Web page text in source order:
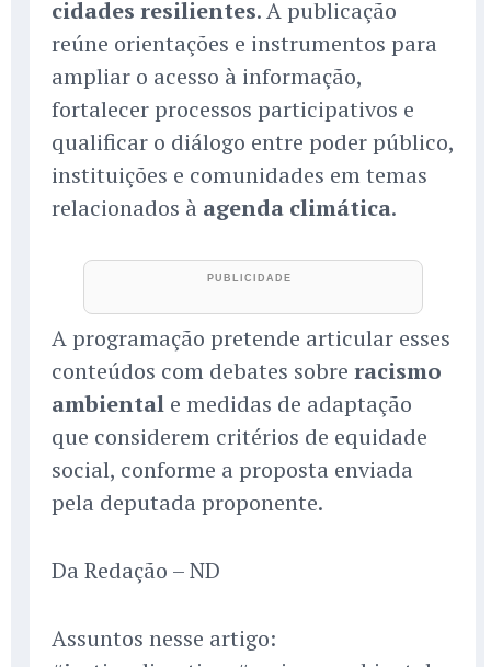
cidades resilientes. A publicação
reúne orientações e instrumentos para
ampliar o acesso à informação,
fortalecer processos participativos e
qualificar o diálogo entre poder público,
instituições e comunidades em temas
relacionados à agenda climática.
A programação pretende articular esses
conteúdos com debates sobre racismo
ambiental e medidas de adaptação
que considerem critérios de equidade
social, conforme a proposta enviada
pela deputada proponente.
Da Redação – ND
Assuntos nesse artigo: